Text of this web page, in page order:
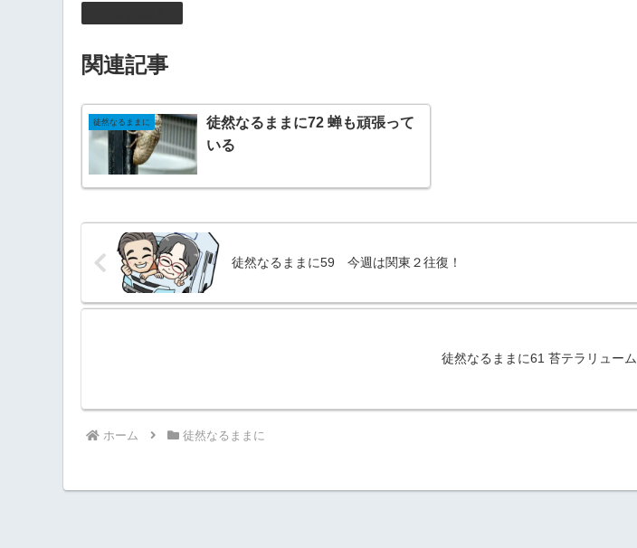
関連記事
徒然なるままに
徒然なるままに72 蝉も頑張って
いる
徒然なるままに59 今週は関東２往復！
徒然なるままに61 苔テラリューム
ホーム 徒然なるままに